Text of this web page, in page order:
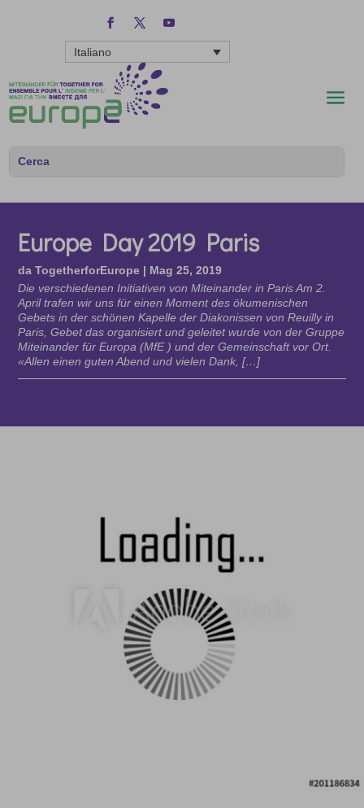
Italiano
Europe Day 2019 Paris
daTogetherforEurope | Mag 25, 2019
Die verschiedenen Initiativen von Miteinander in Paris Am 2.
April trafen wir uns für einen Moment des ökumenischen
Gebets in der schönen Kapelle der Diakonissen von Reuilly in
Paris, Gebet das organisiert und geleitet wurde von der Gruppe
Miteinander für Europa (MfE ) und der Gemeinschaft vor Ort.
«Allen einen guten Abend und vielen Dank, […]